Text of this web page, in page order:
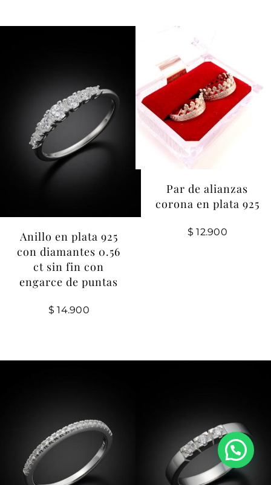
Anillo en plata 925
con diamantes 0.56
ct sin fin con
engarce de puntas
$ 14.900
Par de alianzas
corona en plata 925
$ 12.900